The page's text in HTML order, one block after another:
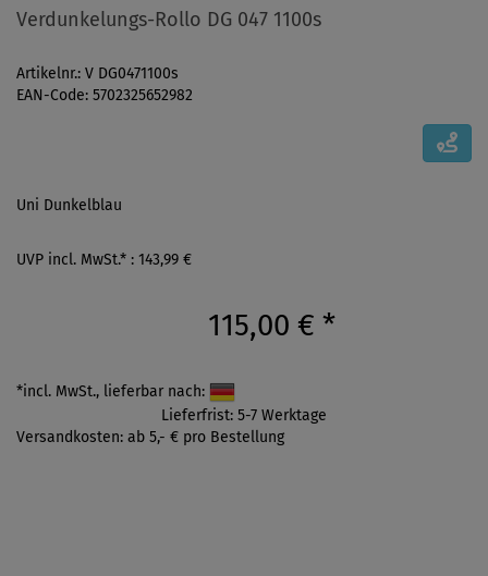
Verdunkelungs-Rollo DG 047 1100s
Artikelnr.: V DG0471100s
EAN-Code: 5702325652982
Uni Dunkelblau
UVP incl. MwSt.* : 143,99 €
115,00 € *
*incl. MwSt., lieferbar nach:
Lieferfrist: 5-7 Werktage
Versandkosten: ab 5,- € pro Bestellung